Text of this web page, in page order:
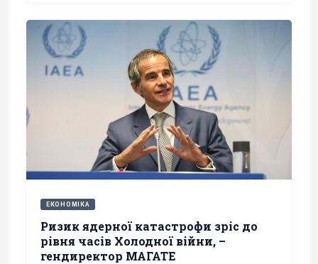
ЕКОНОМІКА
Ризик ядерної катастрофи зріс до
рівня часів Холодної війни, –
гендиректор МАГАТЕ